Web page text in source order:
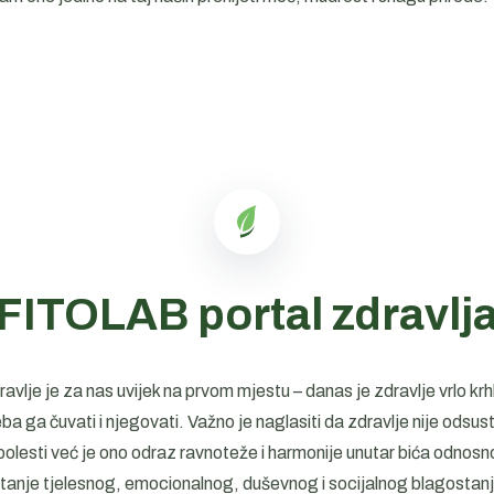
FITOLAB portal
je za nas uvijek na prvom mjestu – danas je zdravlje vrlo
ga čuvati i njegovati. Važno je naglasiti da zdravlje nije
već je ono odraz ravnoteže i harmonije unutar bića
tjelesnog, emocionalnog, duševnog i socijalnog